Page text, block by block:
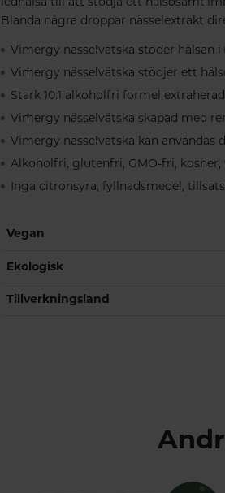
Blanda några droppar nässelextrakt
Vimergy nässelvätska stöder hälsan
Vimergy nässelvätska stödjer ett
Stark 10:1 alkoholfri formel
Vimergy nässelvätska skapad med
Vimergy nässelvätska kan
Alkoholfri, glutenfri, GMO-fri, kosher,
Inga citronsyra, fyllnadsmedel,
Vegan
Ekologisk
Tillverkningsland